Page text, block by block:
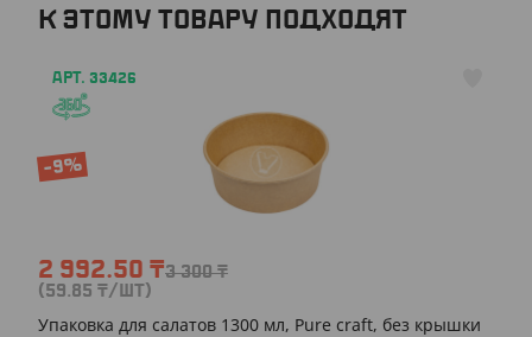
К ЭТОМУ ТОВАРУ ПОДХОДЯТ
АРТ. 33426
-9%
2 992.50 ₸3 300₸
(59.85 ₸/ШТ)
Упаковка для салатов 1300 мл, Pure craft, без крышки